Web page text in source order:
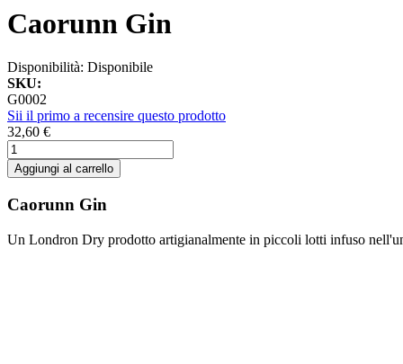
Caorunn Gin
Disponibilità: Disponibile
SKU:
G0002
Sii il primo a recensire questo prodotto
32,60 €
Aggiungi al carrello
Caorunn Gin
Un Londron Dry prodotto artigianalmente in piccoli lotti infuso